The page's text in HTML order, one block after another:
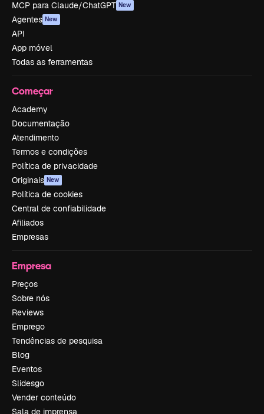
MCP para Claude/ChatGPT New
Agentes New
API
App móvel
Todas as ferramentas
Começar
Academy
Documentação
Atendimento
Termos e condições
Política de privacidade
Originais New
Política de cookies
Central de confiabilidade
Afiliados
Empresas
Empresa
Preços
Sobre nós
Reviews
Emprego
Tendências de pesquisa
Blog
Eventos
Slidesgo
Vender conteúdo
Sala de imprensa